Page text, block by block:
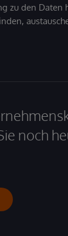
zu den Daten
noch